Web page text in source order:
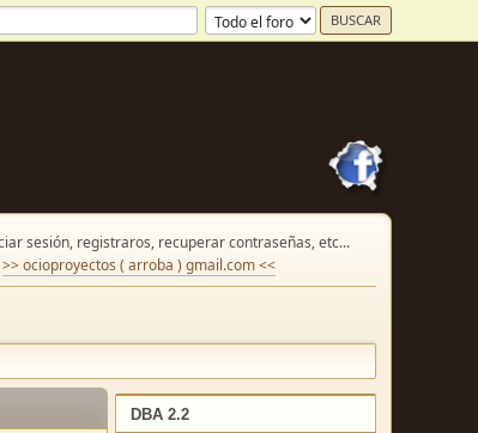
sesión, registraros, recuperar contraseñas, etc...
>> ocioproyectos ( arroba ) gmail.com <<
DBA 2.2